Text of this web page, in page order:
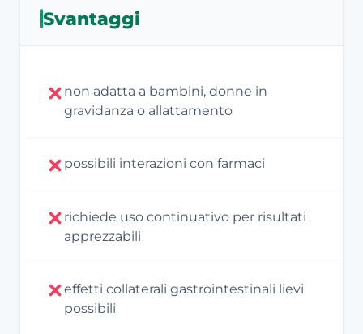
Svantaggi
non adatta a bambini, donne in
gravidanza o allattamento
possibili interazioni con farmaci
richiede uso continuativo per risultati
apprezzabili
effetti collaterali gastrointestinali lievi
possibili